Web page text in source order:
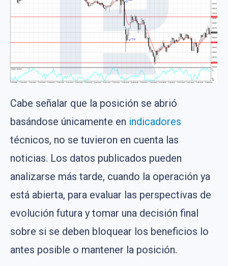
Cabe señalar que la posición se abrió
basándose únicamente en indicadores
técnicos, no se tuvieron en cuenta las
noticias. Los datos publicados pueden
analizarse más tarde, cuando la operación ya
está abierta, para evaluar las perspectivas de
evolución futura y tomar una decisión final
sobre si se deben bloquear los beneficios lo
antes posible o mantener la posición.